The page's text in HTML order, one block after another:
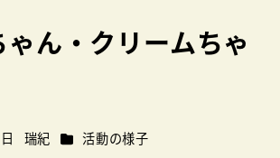
ん・クリームちゃ
著
瑞紀 カテゴリー
活動の様子